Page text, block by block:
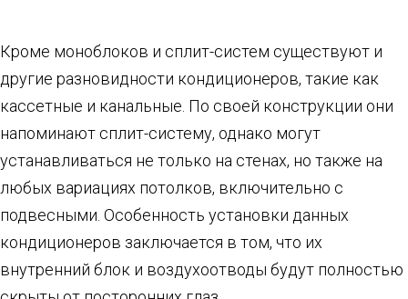
Кроме моноблоков и сплит-систем существуют и
другие разновидности кондиционеров, такие как
кассетные и канальные. По своей конструкции они
напоминают сплит-систему, однако могут
устанавливаться не только на стенах, но также на
любых вариациях потолков, включительно с
подвесными. Особенность установки данных
кондиционеров заключается в том, что их
внутренний блок и воздухоотводы будут полностью